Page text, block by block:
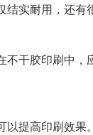
实耐用，还
干胶印刷中
提高印刷效